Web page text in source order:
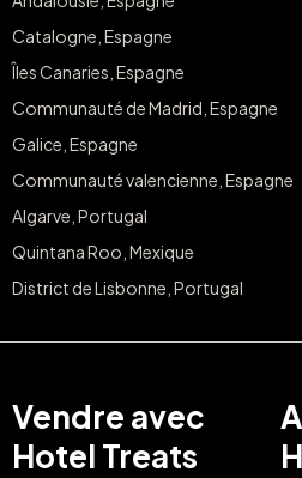
Catalogne, Espagne
Îles Canaries, Espagne
Communauté de Madrid, Espagne
Galice, Espagne
Communauté valencienne, Espagne
Algarve, Portugal
Quintana Roo, Mexique
District de Lisbonne, Portugal
Vendre avec
Hotel Treats